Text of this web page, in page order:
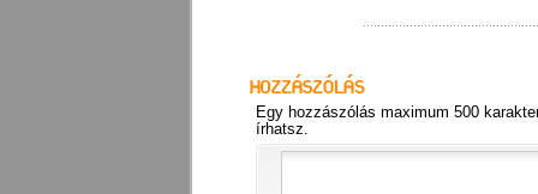
Egy hozzászólás maximum 500
írhatsz.